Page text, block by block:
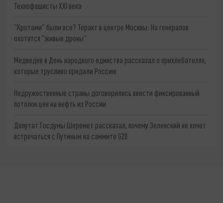
Технофашисты XXI века
"Кротами" были все? Теракт в центре Москвы: На генералов
охотятся "живые дроны"
Медведев в День народного единства рассказал о прихлебателях,
которые трусливо предали Россию
Недружественные страны договорились ввести фиксированный
потолок цен на нефть из России
Депутат Госдумы Шеремет рассказал, почему Зеленский не хочет
встречаться с Путиным на саммите G20